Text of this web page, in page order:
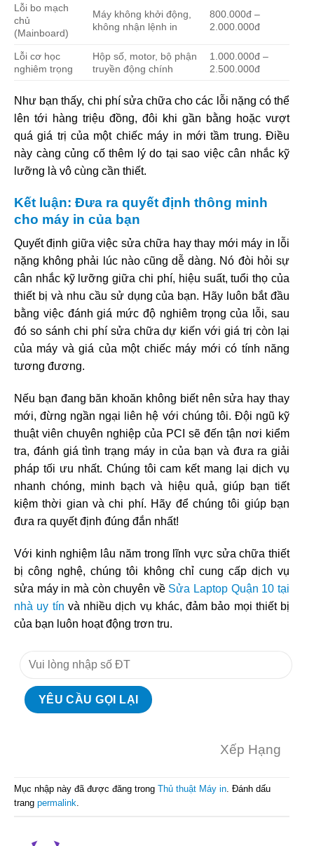
Lỗi bo mạch
chủ
(Mainboard)
Máy không khởi động,
không nhận lệnh in
800.000đ –
2.000.000đ
Lỗi cơ học
nghiêm trọng
Hộp số, motor, bộ phận
truyền động chính
1.000.000đ –
2.500.000đ
Như bạn thấy, chi phí sửa chữa cho các lỗi nặng có thể
lên tới hàng triệu đồng, đôi khi gần bằng hoặc vượt
quá giá trị của một chiếc máy in mới tầm trung. Điều
này càng củng cố thêm lý do tại sao việc cân nhắc kỹ
lưỡng là vô cùng cần thiết.
Kết luận: Đưa ra quyết định thông minh
cho máy in của bạn
Quyết định giữa việc sửa chữa hay thay mới máy in lỗi
nặng không phải lúc nào cũng dễ dàng. Nó đòi hỏi sự
cân nhắc kỹ lưỡng giữa chi phí, hiệu suất, tuổi thọ của
thiết bị và nhu cầu sử dụng của bạn. Hãy luôn bắt đầu
bằng việc đánh giá mức độ nghiêm trọng của lỗi, sau
đó so sánh chi phí sửa chữa dự kiến với giá trị còn lại
của máy và giá của một chiếc máy mới có tính năng
tương đương.
Nếu bạn đang băn khoăn không biết nên sửa hay thay
mới, đừng ngần ngại liên hệ với chúng tôi. Đội ngũ kỹ
thuật viên chuyên nghiệp của PCI sẽ đến tận nơi kiểm
tra, đánh giá tình trạng máy in của bạn và đưa ra giải
pháp tối ưu nhất. Chúng tôi cam kết mang lại dịch vụ
nhanh chóng, minh bạch và hiệu quả, giúp bạn tiết
kiệm thời gian và chi phí. Hãy để chúng tôi giúp bạn
đưa ra quyết định đúng đắn nhất!
Với kinh nghiệm lâu năm trong lĩnh vực sửa chữa thiết
bị công nghệ, chúng tôi không chỉ cung cấp dịch vụ
sửa máy in mà còn chuyên về Sửa Laptop Quận 10 tại
nhà uy tín và nhiều dịch vụ khác, đảm bảo mọi thiết bị
của bạn luôn hoạt động trơn tru.
Xếp Hạng
Mục nhập này đã được đăng trong Thủ thuật Máy in. Đánh dấu
trang permalink.